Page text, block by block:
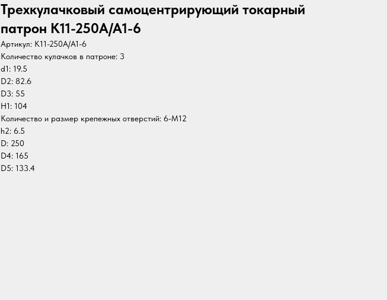
Трехкулачковый самоцентрирующий токарный
патрон K11-250A/A1-6
Артикул: K11-250A/A1-6
Количество кулачков в патроне: 3
d1: 19.5
D2: 82.6
D3: 55
H1: 104
Количество и размер крепежных отверстий: 6-M12
h2: 6.5
D: 250
D4: 165
D5: 133.4